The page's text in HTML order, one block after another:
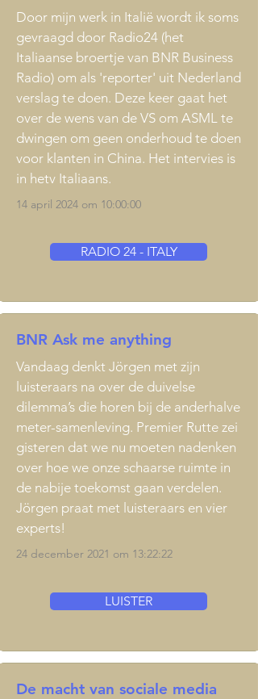
Door mijn werk in Italië wordt ik soms
gevraagd door Radio24 (het
Italiaanse broertje van BNR Business
Radio) om als 'reporter' uit Nederland
verslag te doen. Deze keer gaat het
over de wens van de VS om ASML te
dwingen om geen onderhoud te doen
voor klanten in China. Het intervies is
in hetv Italiaans.
14 april 2024 om 10:00:00
RADIO 24 - ITALY
BNR Ask me anything
Vandaag denkt Jörgen met zijn
luisteraars na over de duivelse
dilemma’s die horen bij de anderhalve
meter-samenleving. Premier Rutte zei
gisteren dat we nu moeten nadenken
over hoe we onze schaarse ruimte in
de nabije toekomst gaan verdelen.
Jörgen praat met luisteraars en vier
experts!
24 december 2021 om 13:22:22
LUISTER
De macht van sociale media